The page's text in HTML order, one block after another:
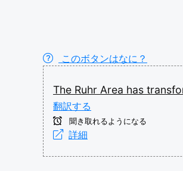
このボタンはなに？
The Ruhr Area has
翻訳する
聞き取れるようになる
詳細